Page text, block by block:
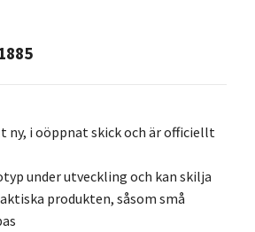
ny, i oöppnat skick och är officiellt
under utveckling och kan skilja
produkten, såsom små